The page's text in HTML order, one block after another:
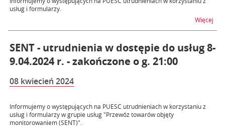
usług i formularzy.
Więcej
SENT - utrudnienia w dostępie do usług 8-
9.04.2024 r. - zakończone o g. 21:00
08 kwiecień 2024
Informujemy o występujących na PUESC utrudnieniach w korzystaniu z
usług i formularzy w grupie usług "Przewóz towarów objęty
monitorowaniem (SENT)".